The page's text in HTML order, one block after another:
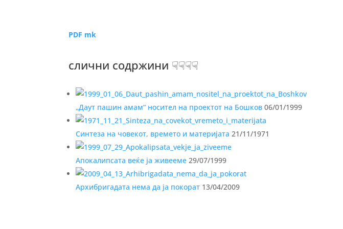
PDF mk
слични содржини ☟☟☟☟
„Даут пашин амам“ носител на проектот на Бошков 06/01/1999
Синтеза на човекот, времето и материјата 21/11/1971
Апокалипсата веќе ја живееме 29/07/1999
Архибригадата нема да ја покорат 13/04/2009